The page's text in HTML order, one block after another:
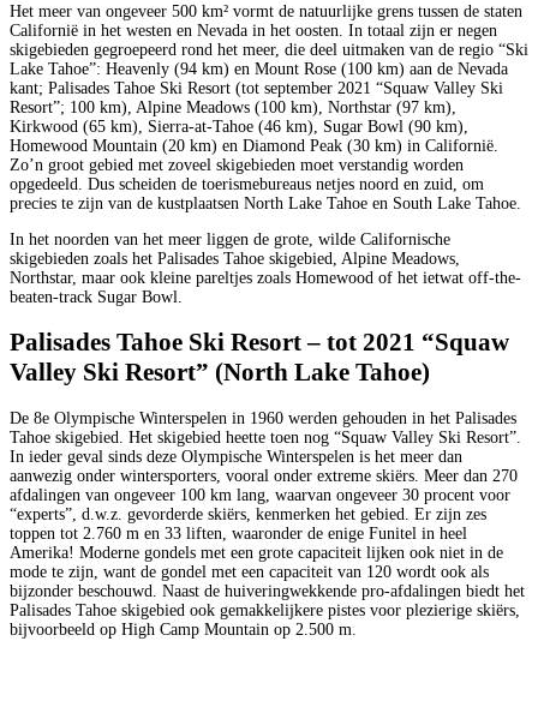
Het meer van ongeveer 500 km² vormt de natuurlijke grens tussen de staten
Californië in het westen en Nevada in het oosten. In totaal zijn er negen
skigebieden gegroepeerd rond het meer, die deel uitmaken van de regio “Ski
Lake Tahoe”: Heavenly (94 km) en Mount Rose (100 km) aan de Nevada
kant; Palisades Tahoe Ski Resort (tot september 2021 “Squaw Valley Ski
Resort”; 100 km), Alpine Meadows (100 km), Northstar (97 km),
Kirkwood (65 km), Sierra-at-Tahoe (46 km), Sugar Bowl (90 km),
Homewood Mountain (20 km) en Diamond Peak (30 km) in Californië.
Zo’n groot gebied met zoveel skigebieden moet verstandig worden
opgedeeld. Dus scheiden de toerismebureaus netjes noord en zuid, om
precies te zijn van de kustplaatsen North Lake Tahoe en South Lake Tahoe.
In het noorden van het meer liggen de grote, wilde Californische
skigebieden zoals het Palisades Tahoe skigebied, Alpine Meadows,
Northstar, maar ook kleine pareltjes zoals Homewood of het ietwat off-the-
beaten-track Sugar Bowl.
Palisades Tahoe Ski Resort – tot 2021 “Squaw
Valley Ski Resort” (North Lake Tahoe)
De 8e Olympische Winterspelen in 1960 werden gehouden in het Palisades
Tahoe skigebied. Het skigebied heette toen nog “Squaw Valley Ski Resort”.
In ieder geval sinds deze Olympische Winterspelen is het meer dan
aanwezig onder wintersporters, vooral onder extreme skiërs. Meer dan 270
afdalingen van ongeveer 100 km lang, waarvan ongeveer 30 procent voor
“experts”, d.w.z. gevorderde skiërs, kenmerken het gebied. Er zijn zes
toppen tot 2.760 m en 33 liften, waaronder de enige Funitel in heel
Amerika! Moderne gondels met een grote capaciteit lijken ook niet in de
mode te zijn, want de gondel met een capaciteit van 120 wordt ook als
bijzonder beschouwd. Naast de huiveringwekkende pro-afdalingen biedt het
Palisades Tahoe skigebied ook gemakkelijkere pistes voor plezierige skiërs,
bijvoorbeeld op High Camp Mountain op 2.500 m.